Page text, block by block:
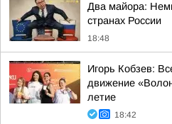
Два майора:
странах России
18:48
Игорь Кобзев:
движение
летие
18:42